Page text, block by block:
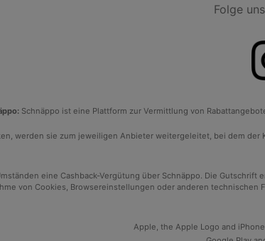
Folge
Schnäppo ist eine Plattform zur Vermittlung von
werden sie zum jeweiligen Anbieter weitergeleitet, bei dem
eine Cashback-Vergütung über Schnäppo. Die
von Cookies, Browsereinstellungen oder anderen
Apple, the Apple Logo and